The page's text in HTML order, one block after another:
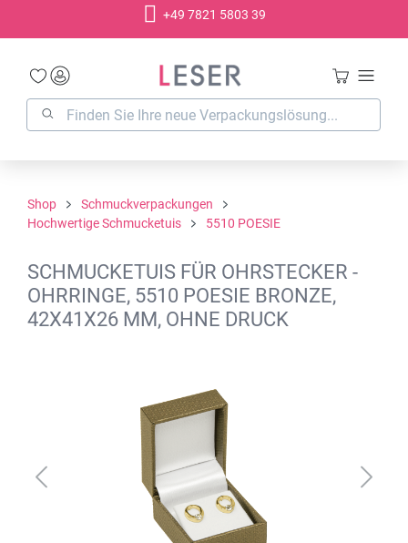
+49 7821 5803 39
Shop
Schmuckverpackungen
Hochwertige Schmucketuis
5510 POESIE
SCHMUCKETUIS FÜR OHRSTECKER -
OHRRINGE, 5510 POESIE BRONZE,
42X41X26 MM, OHNE DRUCK